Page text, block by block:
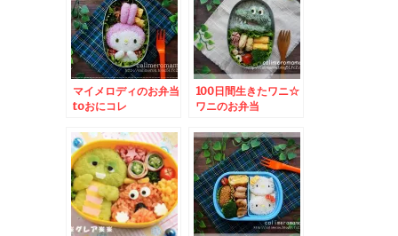
マイメロディのお弁当
toおにコレ
100日間生きたワニ☆
ワニのお弁当